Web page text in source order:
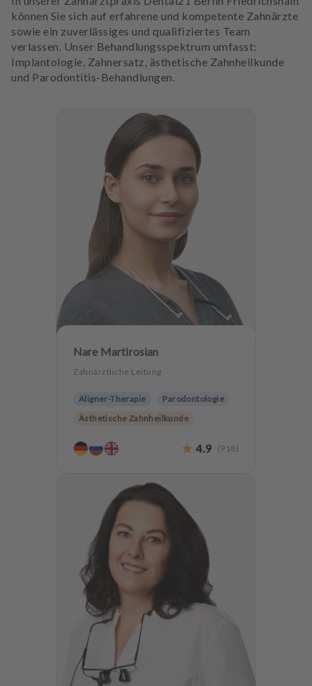
können Sie sich auf erfahrene und kompetente Zahnärzte
sowie ein zuverlässiges und qualifiziertes Team
verlassen. Unser Behandlungsspektrum umfasst:
Implantologie, Zahnersatz, ästhetische Zahnheilkunde
und Parodontitis-Behandlungen.
Nare Martirosian
Zahnärztliche Leitung
Aligner-Therapie
Parodontologie
Ästhetische Zahnheilkunde
Zahnerhaltung
4.9 (918)